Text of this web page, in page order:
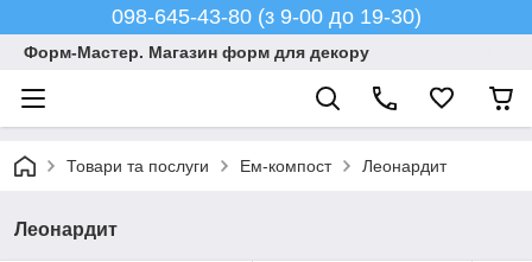
098-645-43-80 (з 9-00 до 19-30)
Форм-Мастер. Магазин форм для декору
Товари та послуги Ем-компост Леонардит
Леонардит